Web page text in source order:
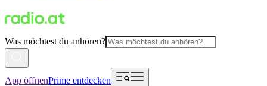
Was möchtest du anhören?
App öffnenPrime entdecken